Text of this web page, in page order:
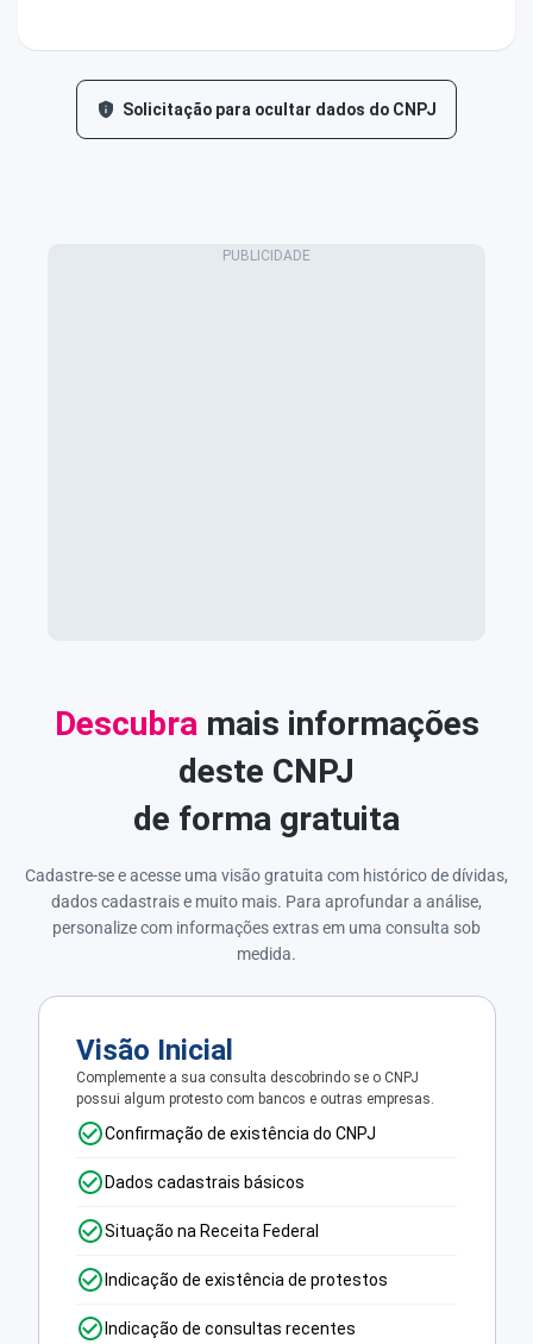
Solicitação para ocultar dados do CNPJ
Descubra mais informações
deste CNPJ
de forma gratuita
Cadastre-se e acesse uma visão gratuita com histórico de dívidas,
dados cadastrais e muito mais. Para aprofundar a análise,
personalize com informações extras em uma consulta sob
medida.
Visão Inicial
Complemente a sua consulta descobrindo se o CNPJ
possui algum protesto com bancos e outras empresas.
Confirmação de existência do CNPJ
Dados cadastrais básicos
Situação na Receita Federal
Indicação de existência de protestos
Indicação de consultas recentes